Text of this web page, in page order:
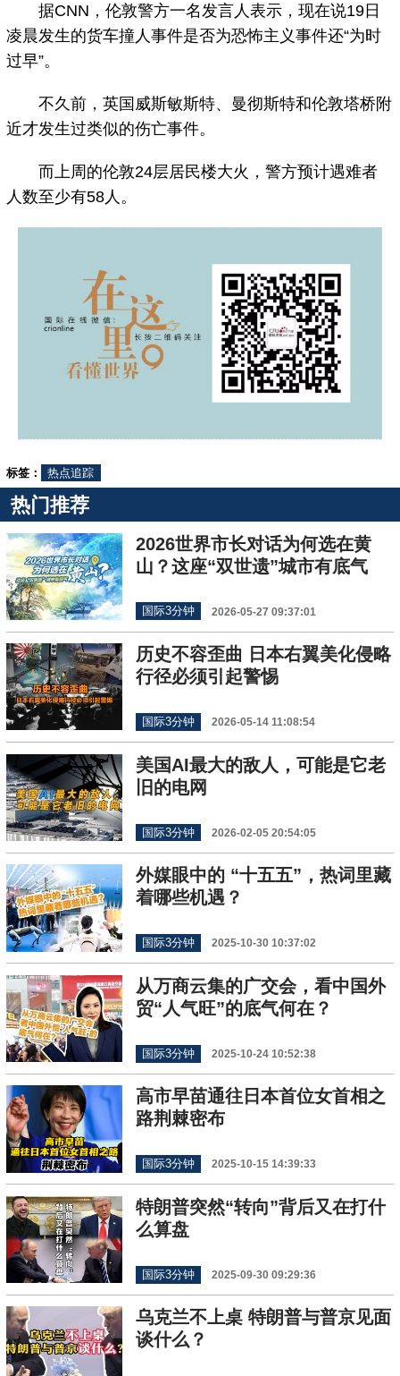
据CNN，伦敦警方一名发言人表示，现在说19日
凌晨发生的货车撞人事件是否为恐怖主义事件还“为时
过早”。
不久前，英国威斯敏斯特、曼彻斯特和伦敦塔桥附
近才发生过类似的伤亡事件。
而上周的伦敦24层居民楼大火，警方预计遇难者
人数至少有58人。
标签： 热点追踪
热门推荐
2026世界市长对话为何选在黄
山？这座“双世遗”城市有底气
国际3分钟 2026-05-27 09:37:01
历史不容歪曲 日本右翼美化侵略
行径必须引起警惕
国际3分钟 2026-05-14 11:08:54
美国AI最大的敌人，可能是它老
旧的电网
国际3分钟 2026-02-05 20:54:05
外媒眼中的 “十五五”，热词里藏
着哪些机遇？
国际3分钟 2025-10-30 10:37:02
从万商云集的广交会，看中国外
贸“人气旺”的底气何在？
国际3分钟 2025-10-24 10:52:38
高市早苗通往日本首位女首相之
路荆棘密布
国际3分钟 2025-10-15 14:39:33
特朗普突然“转向”背后又在打什
么算盘
国际3分钟 2025-09-30 09:29:36
乌克兰不上桌 特朗普与普京见面
谈什么？